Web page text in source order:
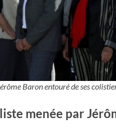
Baron entouré de ses
menée par